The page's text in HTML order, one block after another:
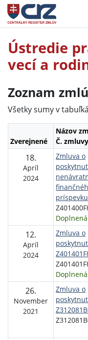
Ústredie
vecí a
Zoznam
Všetky sumy v
Zverejnené
Názov
Č. zmluvy
18.
Apríl
2024
Zmluva o
príspevku
Doplnená
12.
Apríl
2024
Zmluva o
Doplnená
26.
November
2021
Zmluva o